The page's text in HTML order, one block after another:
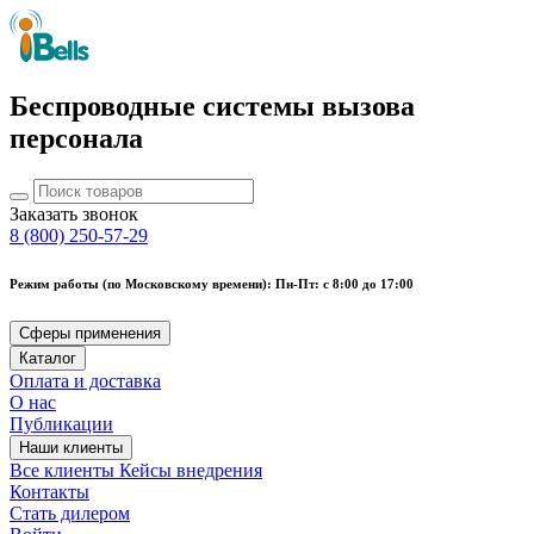
Беспроводные системы вызова
персонала
Заказать звонок
8 (800) 250-57-29
Режим работы (по Московскому времени): Пн-Пт: с 8:00 до 17:00
Сферы применения
Каталог
Оплата и доставка
О нас
Публикации
Наши клиенты
Все клиенты Кейсы внедрения
Контакты
Стать дилером